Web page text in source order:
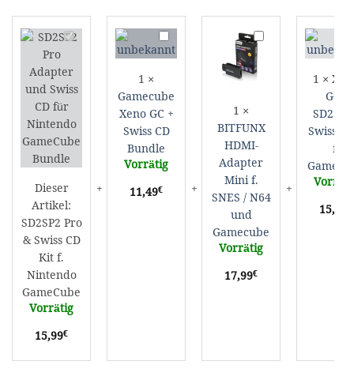
SD2SP2
&
Swiss
CD
f.
Nintendo
GameCube
Dieser
Artikel:
SD2SP2 Pro
& Swiss CD
Kit f.
Nintendo
GameCube
Vorrätig
15,99€
Gamecube
Xeno
Swiss
CD
Bundle
1 ×
Gamecube
Xeno GC +
Swiss CD
Bundle
Vorrätig
11,49€
BITFUNX
HDMI-
Adapter
/
N64
und
Gamecube
1 ×
BITFUNX
HDMI-
Adapter
Mini f.
SNES / N64
und
Gamecube
Vorrätig
17,99€
1 ×
GC /
Swiss
f.
15,49